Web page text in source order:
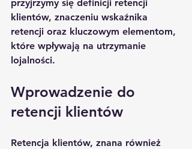
przyjrzymy się definicji retencji
klientów, znaczeniu wskaźnika
retencji oraz kluczowym elementom,
które wpływają na utrzymanie
lojalności.
Wprowadzenie do
retencji klientów
Retencja klientów, znana również